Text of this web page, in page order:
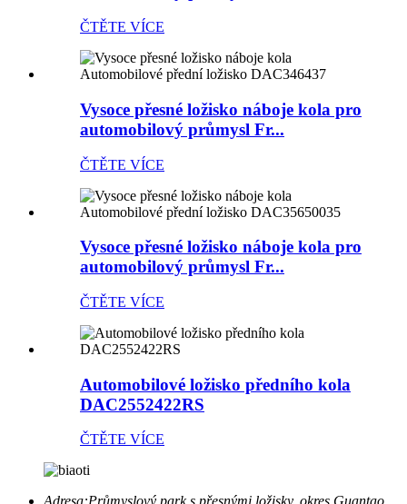
ČTĚTE VÍCE
Vysoce přesné ložisko náboje kola pro
automobilový průmysl Fr...
ČTĚTE VÍCE
Vysoce přesné ložisko náboje kola pro
automobilový průmysl Fr...
ČTĚTE VÍCE
Automobilové ložisko předního kola
DAC2552422RS
ČTĚTE VÍCE